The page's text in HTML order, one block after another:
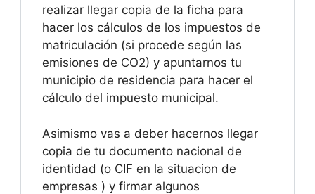
realizar llegar copia de la ficha para
hacer los cálculos de los impuestos de
matriculación (si procede según las
emisiones de CO2) y apuntarnos tu
municipio de residencia para hacer el
cálculo del impuesto municipal.
Asimismo vas a deber hacernos llegar
copia de tu documento nacional de
identidad (o CIF en la situacion de
empresas ) y firmar algunos